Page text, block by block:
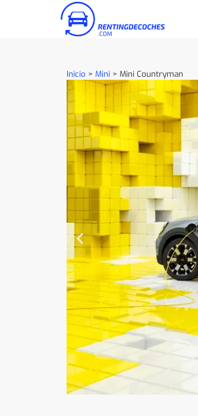
Inicio > Mini > Mini Countryman